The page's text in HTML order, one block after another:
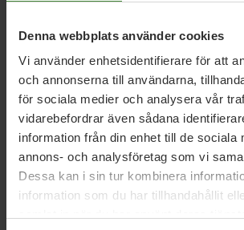
Denna webbplats använder cookies
Vi använder enhetsidentifierare för att
och annonserna till användarna,
för sociala medier och analysera vår
vidarebefordrar även sådana
information från din enhet till de sociala
annons- och analysföretag som vi
Dessa kan i sin tur kombinera
information som du har tillhandahållit
Relaterade
Örebro län, 5 augusti 2026
Språkrörsfest med Amanda
tisdag 11 augusti